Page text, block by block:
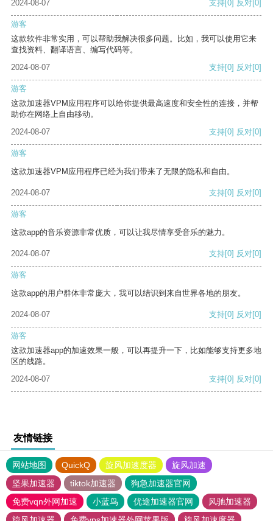
2024-08-07
支持[0] 反对[0]
游客
这款软件非常实用，可以帮助我解决很多问题。比如，我可以使用它来
查找资料、翻译语言、编写代码等。
2024-08-07
支持[0] 反对[0]
游客
这款加速器VPM应用程序可以给你提供最高速度和安全性的连接，并帮
助你在网络上自由移动。
2024-08-07
支持[0] 反对[0]
游客
这款加速器VPM应用程序已经为我们带来了无限的隐私和自由。
2024-08-07 支持[0] 反对[0]
游客
这款app的音乐资源非常优质，可以让我尽情享受音乐的魅力。
2024-08-07 支持[0] 反对[0]
游客
这款app的用户群体非常庞大，我可以结识到来自世界各地的朋友。
2024-08-07 支持[0] 反对[0]
游客
这款加速器app的加速效果一般，可以再提升一下，比如能够支持更多地
区的线路。
2024-08-07
支持[0] 反对[0]
友情链接
网站地图 QuickQ 旋风加速度器
旋风加速
坚果加速器
tiktok加速器
狗急加速器官网
免费vqn外网加速
小蓝鸟 优途加速器官网
风驰加速器